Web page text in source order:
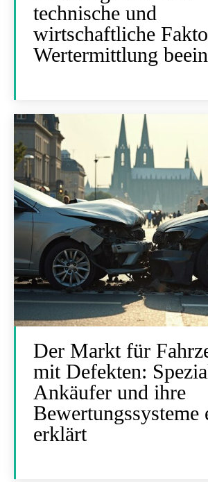
technische und
wirtschaftliche
Wertermittlung
Der Markt für
mit Defekten:
Ankäufer und ihre
Bewertungssysteme
erklärt